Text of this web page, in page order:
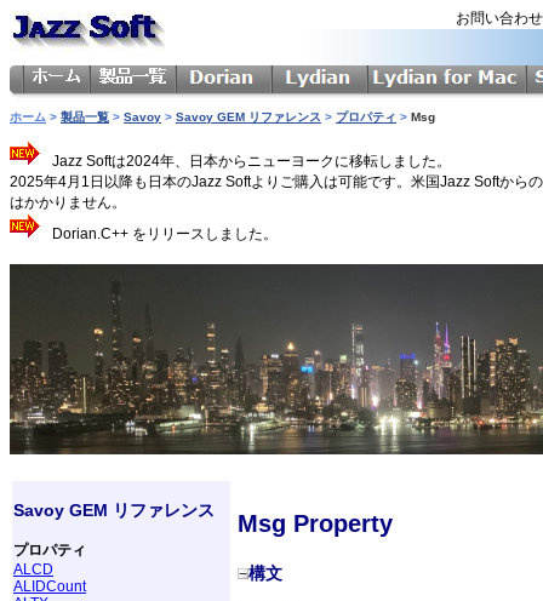
お問い合わ
ホーム > 製品一覧 > Savoy > Savoy GEM リファレンス > プロパティ > Msg
Jazz Softは2024年、日本からニューヨークに移転しました。
2025年4月1日以降も日本のJazz Softよりご購入は可能です。米国Jazz Softから
はかかりません。
Dorian.C++ をリリースしました。
Savoy GEM リファレンス
プロパティ
ALCD
ALIDCount
Msg Property
構文